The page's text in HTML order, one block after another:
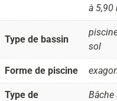
à 5,90
Type de bassin
sol
Forme de piscine
Type de
Bâche